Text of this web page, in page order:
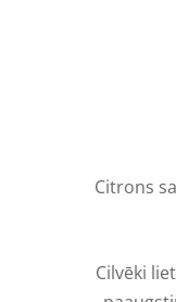
Citrons
Cilvēki